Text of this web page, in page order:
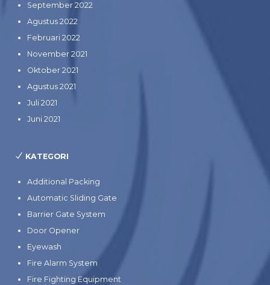
September 2022
Agustus 2022
Februari 2022
November 2021
Oktober 2021
Agustus 2021
Juli 2021
Juni 2021
KATEGORI
Additional Packing
Automatic Sliding Gate
Barrier Gate System
Door Opener
Eyewash
Fire Alarm System
Fire Fighting Equipment